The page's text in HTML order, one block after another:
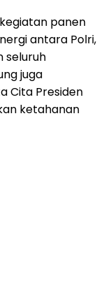
panen
antara Polri,
seluruh
juga
Cita Presiden
ketahanan